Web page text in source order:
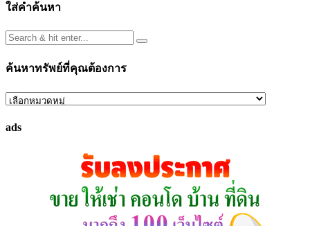
ใส่คำค้นหา
ค้นหาทรัพย์ที่คุณต้องการ
ค้นหา
ที่
ads